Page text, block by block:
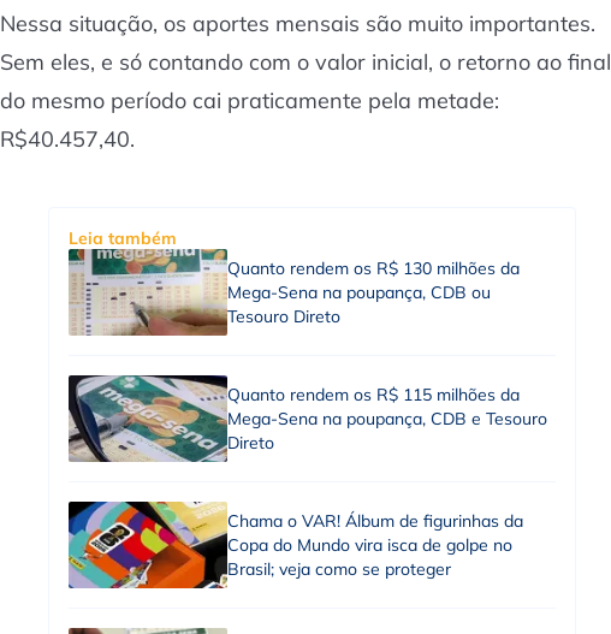
Nessa situação, os aportes mensais são muito importantes.
Sem eles, e só contando com o valor inicial, o retorno ao final
do mesmo período cai praticamente pela metade:
R$40.457,40.
Leia também
Quanto rendem os R$ 130 milhões da
Mega-Sena na poupança, CDB ou
Tesouro Direto
Quanto rendem os R$ 115 milhões da
Mega-Sena na poupança, CDB e Tesouro
Direto
Chama o VAR! Álbum de figurinhas da
Copa do Mundo vira isca de golpe no
Brasil; veja como se proteger